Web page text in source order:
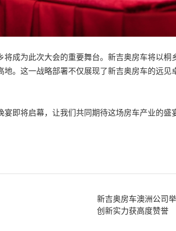
成为此次大会的重要舞台。新吉奥房车将以桐
。这一战略部署不仅展现了新吉奥房车的远见
即将启幕，让我们共同期待这场房车产业的
新吉奥房车澳洲公司
创新实力获高度赞誉